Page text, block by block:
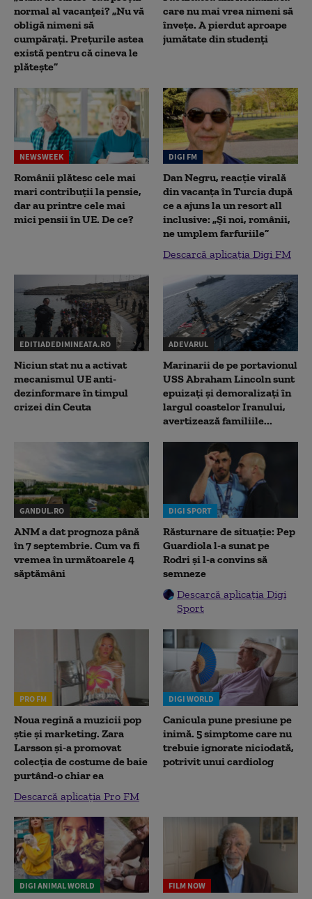
normal al vacanței? „Nu vă
obligă nimeni să
cumpărați. Prețurile astea
există pentru că cineva le
plătește”
care nu mai vrea nimeni să
înveţe. A pierdut aproape
jumătate din studenţi
NEWSWEEK
Românii plătesc cele mai
mari contribuții la pensie,
dar au printre cele mai
mici pensii în UE. De ce?
DIGI FM
Dan Negru, reacție virală
din vacanța în Turcia după
ce a ajuns la un resort all
inclusive: „Și noi, românii,
ne umplem farfuriile”
Descarcă aplicația Digi FM
EDITIADEDIMINEATA.RO
Niciun stat nu a activat
mecanismul UE anti-
dezinformare în timpul
crizei din Ceuta
ADEVARUL
Marinarii de pe portavionul
USS Abraham Lincoln sunt
epuizați și demoralizați în
largul coastelor Iranului,
avertizează familiile...
GANDUL.RO
ANM a dat prognoza până
în 7 septembrie. Cum va fi
vremea în următoarele 4
săptămâni
DIGI SPORT
Răsturnare de situație: Pep
Guardiola l-a sunat pe
Rodri și l-a convins să
semneze
Descarcă aplicația Digi
Sport
PRO FM
Noua regină a muzicii pop
știe și marketing. Zara
Larsson și-a promovat
colecția de costume de baie
purtând-o chiar ea
Descarcă aplicația Pro FM
DIGI WORLD
Canicula pune presiune pe
inimă. 5 simptome care nu
trebuie ignorate niciodată,
potrivit unui cardiolog
DIGI ANIMAL WORLD FILM NOW